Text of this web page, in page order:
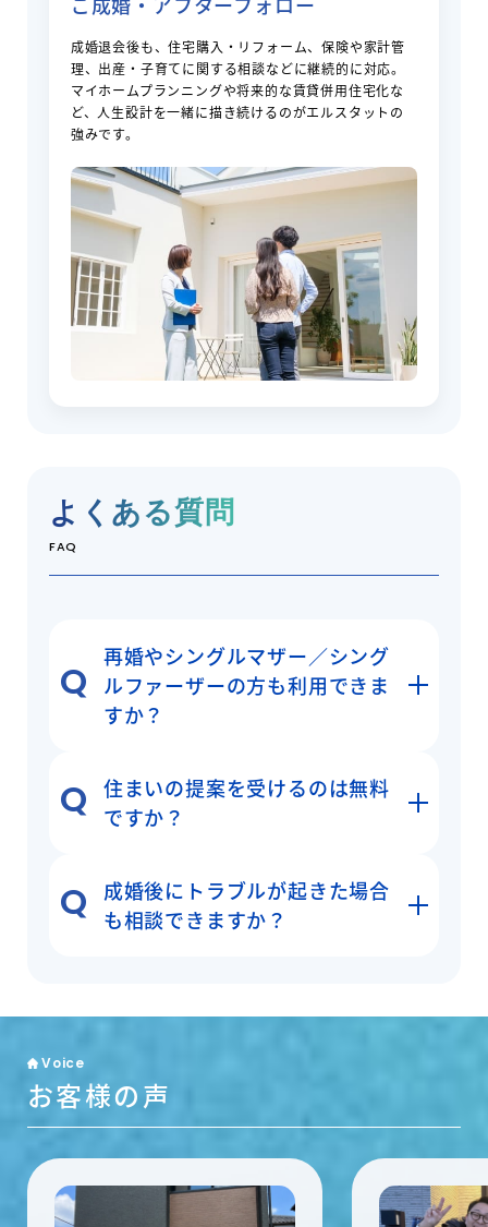
成婚退会後も、住宅購入・リフォーム、保険や家計管
理、出産・子育てに関する相談などに継続的に対応。
マイホームプランニングや将来的な賃貸併用住宅化な
ど、人生設計を一緒に描き続けるのがエルスタットの
強みです。
よくある質問
FAQ
再婚やシングルマザー／シング
ルファーザーの方も利用できま
すか？
住まいの提案を受けるのは無料
ですか？
成婚後にトラブルが起きた場合
も相談できますか？
Voice
お客様の声